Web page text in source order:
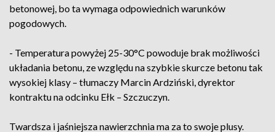
betonowej, bo ta wymaga odpowiednich warunków
pogodowych.
- Temperatura powyżej 25-30°C powoduje brak możliwości
układania betonu, ze względu na szybkie skurcze betonu tak
wysokiej klasy – tłumaczy Marcin Ardziński, dyrektor
kontraktu na odcinku Ełk – Szczuczyn.
Twardsza i jaśniejsza nawierzchnia ma za to swoje plusy.